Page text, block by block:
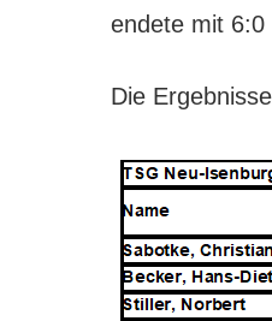
endete mit 6:0
Die